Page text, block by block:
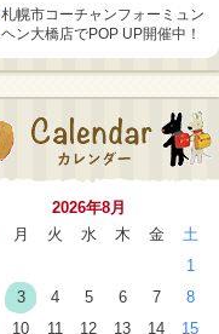
札幌市コーチャンフォーミュン
ヘン大橋店でPOP UP開催中！
2026年8月
月 火 水 木 金
土
1
3 4 5 6 7
8
10 11 12 13 14
15